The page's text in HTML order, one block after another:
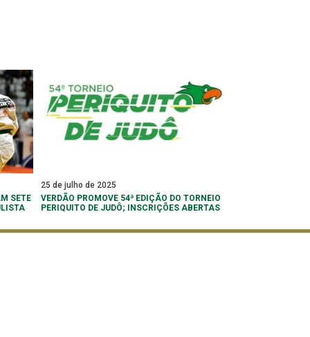
SETE
25 de julho de 2025
VERDÃO PROMOVE 54ª EDIÇÃO DO TORNEIO
PERIQUITO DE JUDÔ; INSCRIÇÕES ABERTAS